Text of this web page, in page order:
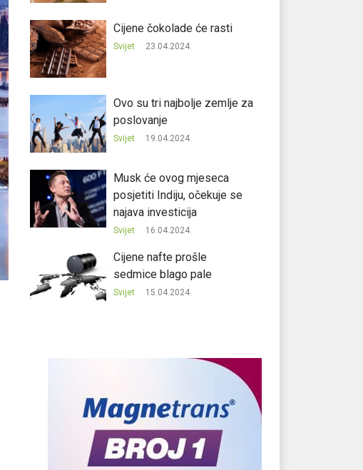
Cijene čokolade će rasti
Svijet 23.04.2024.
Ovo su tri najbolje zemlje za
poslovanje
Svijet 19.04.2024.
Musk će ovog mjeseca
posjetiti Indiju, očekuje se
najava investicija
Svijet 16.04.2024.
Cijene nafte prošle
sedmice blago pale
Svijet 15.04.2024.